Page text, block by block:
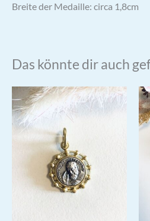
Breite der Medaille: circa 1,8cm
Das könnte dir auch